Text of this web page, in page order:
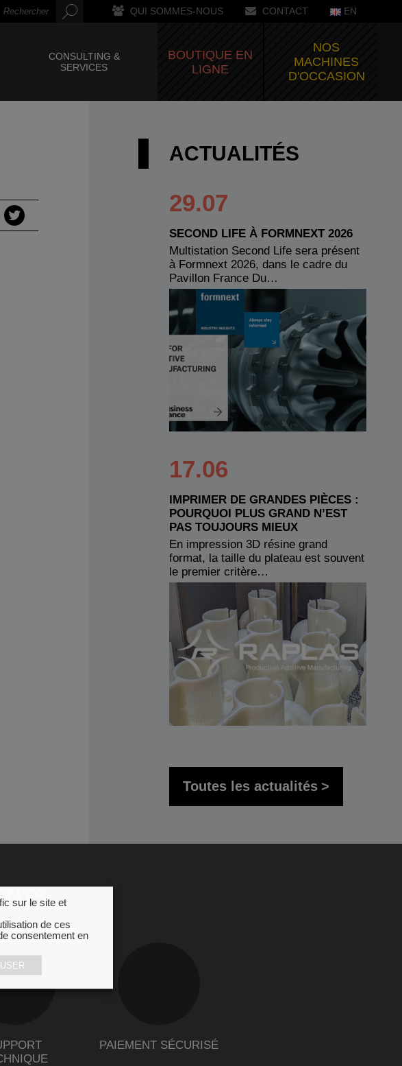
QUI SOMMES-NOUS CONTACT EN
CONSULTING &
SERVICES
BOUTIQUE EN
LIGNE
NOS
MACHINES
D'OCCASION
ACTUALITÉS
29.07
SECOND LIFE À FORMNEXT 2026
Multistation Second Life sera présent
à Formnext 2026, dans le cadre du
Pavillon France Du…
17.06
IMPRIMER DE GRANDES PIÈCES :
POURQUOI PLUS GRAND N’EST
PAS TOUJOURS MIEUX
En impression 3D résine grand
format, la taille du plateau est souvent
le premier critère…
Toutes les actualités
PAIEMENT SÉCURISÉ
sur le site et
de ces
consentement en